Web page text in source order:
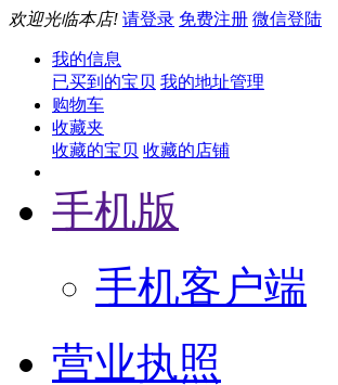
欢迎光临本店! 请登录 免费注册 微信登陆
我的信息
已买到的宝贝 我的地址管理
购物车
收藏夹
收藏的宝贝 收藏的店铺
手机版
手机客户端
营业执照